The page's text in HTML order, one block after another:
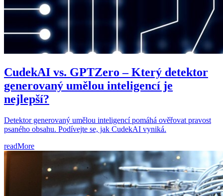
CudekAI vs. GPTZero – Který detektor
generovaný umělou inteligencí je
nejlepší?
Detektor generovaný umělou inteligencí pomáhá ověřovat pravost
psaného obsahu. Podívejte se, jak CudekAI vyniká.
readMore